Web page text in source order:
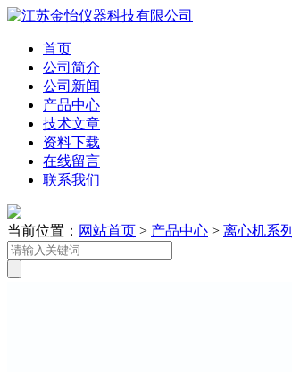
首页
公司简介
公司新闻
产品中心
技术文章
资料下载
在线留言
联系我们
当前位置： 网站首页 > 产品中心 > 离心机系列